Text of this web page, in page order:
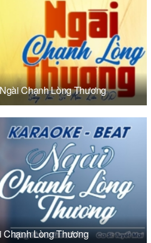
Chạnh Lòng Thương
Chạnh Lòng Thương